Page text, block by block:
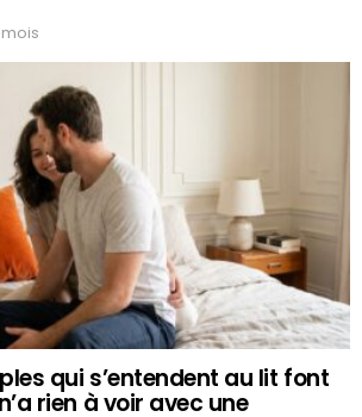
qui s’entendent au lit font
rien à voir avec une